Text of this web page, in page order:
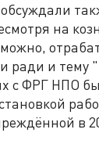
на
ради и тему
с ФРГ НПО
в